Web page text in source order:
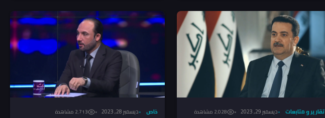
تقارير و متابعات ديسمبر 29, 2023 2٬028 مشاهدة خاص ديسمبر 28, 2023 2٬713 مشاهدة